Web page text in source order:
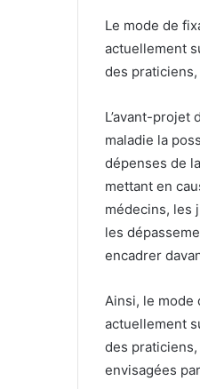
Le mode de
actuellement
des praticiens,
L’avant-projet
maladie la
dépenses de
mettant en
médecins, les
les
encadrer
Ainsi, le mode
actuellement
des
envisagées